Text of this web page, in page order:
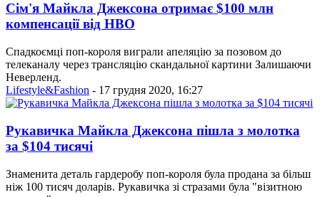
Сім'я Майкла Джексона отримає $100 млн
компенсації від HBO
Спадкоємці поп-короля виграли апеляцію за позовом до
телеканалу через трансляцію скандальної картини Залишаючи
Неверленд.
Lifestyle&Fashion - 17 грудня 2020, 16:27
Рукавичка Майкла Джексона пішла з молотка
за $104 тисячі
Знаменита деталь гардеробу поп-короля була продана за більш
ніж 100 тисяч доларів. Рукавичка зі стразами була "візитною